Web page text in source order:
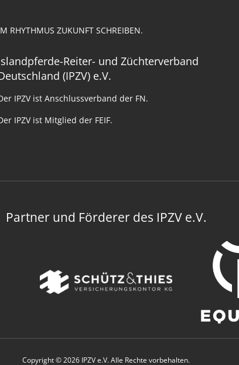
RHYTHMUS ZUKUNFT SCHREIBEN.
Reiter- und Züchterverband
(IPZV) e.V.
IPZV ist Anschlussverband der FN.
IPZV ist Mitglied der FEIF.
Partner und Förderer des IPZV e.V.
Copyright © 2026 IPZV e.V. Alle Rechte vorbehalten.